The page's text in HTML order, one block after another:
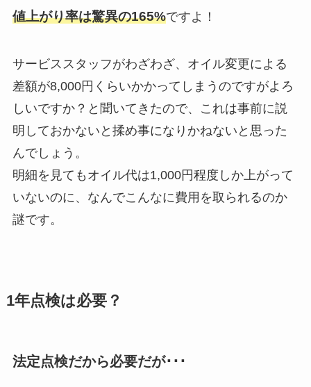
値上がり率は驚異の165%ですよ！
サービススタッフがわざわざ、オイル変更による
差額が8,000円くらいかかってしまうのですがよろ
しいですか？と聞いてきたので、これは事前に説
明しておかないと揉め事になりかねないと思った
んでしょう。
明細を見てもオイル代は1,000円程度しか上がって
いないのに、なんでこんなに費用を取られるのか
謎です。
1年点検は必要？
法定点検だから必要だが･･･